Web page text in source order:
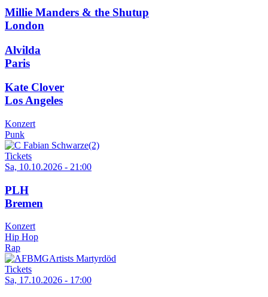
Millie Manders & the Shutup
London
Alvilda
Paris
Kate Clover
Los Angeles
Konzert
Punk
Tickets
Sa, 10.10.2026 - 21:00
PLH
Bremen
Konzert
Hip Hop
Rap
Tickets
Sa, 17.10.2026 - 17:00